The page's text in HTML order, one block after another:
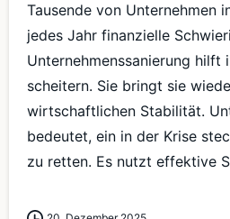
Tausende von Unternehmen
jedes Jahr finanzielle
Unternehmenssanierung hilft
scheitern. Sie bringt sie
wirtschaftlichen Stabilität.
bedeutet, ein in der Krise
zu retten. Es nutzt effektive